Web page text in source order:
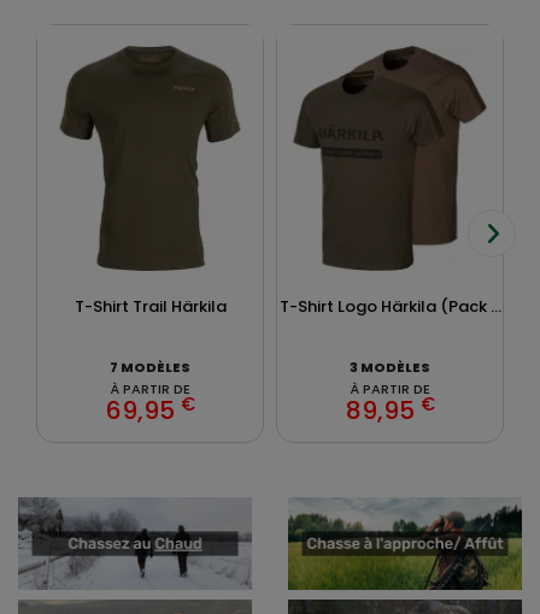
T-Shirt Trail Härkila
7 MODÈLES
À PARTIR DE
69,95 €
T-Shirt Logo Härkila (Pack ...
3 MODÈLES
À PARTIR DE
89,95 €